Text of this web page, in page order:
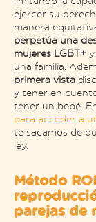
ejercer su
manera
perpetúa una
mujeres LGBT+
una familia.
primera vista
y tener en
tener un bebé.
para acceder a
te sacamos de
ley.
Método
parejas de